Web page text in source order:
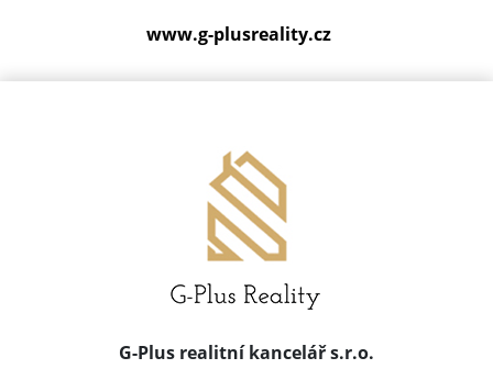
www.g-plusreality.cz
G-Plus realitní kancelář s.r.o.